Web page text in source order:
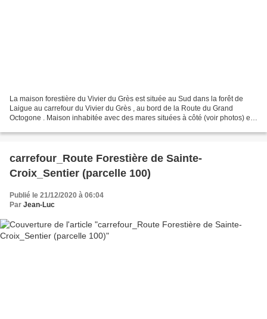
La maison forestière du Vivier du Grès est située au Sud dans la forêt de
Laigue au carrefour du Vivier du Grès , au bord de la Route du Grand
Octogone . Maison inhabitée avec des mares situées à côté (voir photos) et
carrefour_Route Forestière de Sainte-
Croix_Sentier (parcelle 100)
Publié le 21/12/2020 à 06:04
Par Jean-Luc